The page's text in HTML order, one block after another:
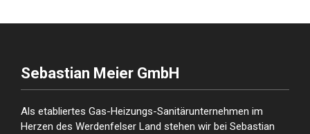
Sebastian Meier GmbH
Als etabliertes Gas-Heizungs-Sanitärunternehmen im
Herzen des Werdenfelser Land stehen wir bei Sebastian